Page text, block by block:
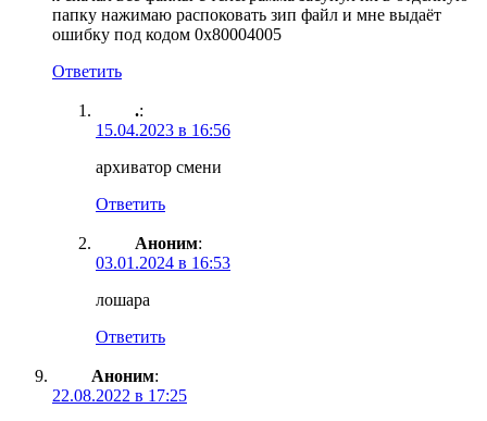
папку нажимаю распоковать зип файл и мне выдаёт
ошибку под кодом 0x80004005
Ответить
.:
15.04.2023 в 16:56
архиватор смени
Ответить
Аноним:
03.01.2024 в 16:53
лошара
Ответить
Аноним:
22.08.2022 в 17:25